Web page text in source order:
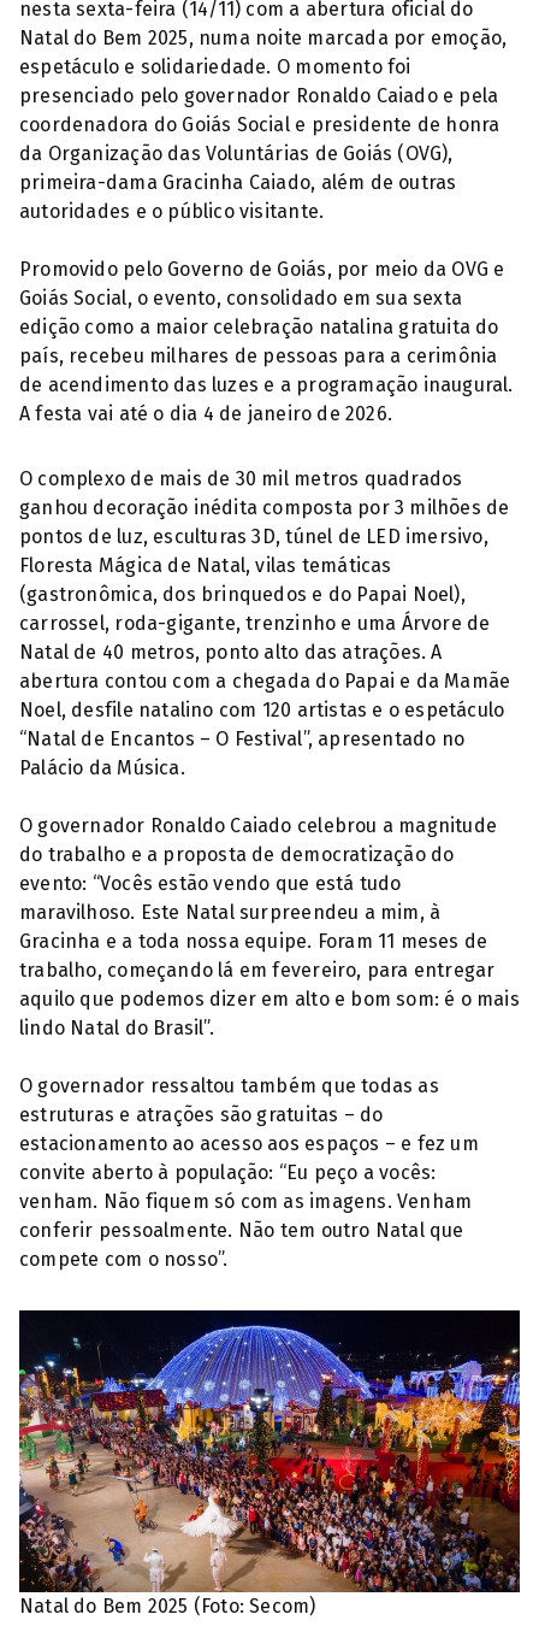
nesta sexta-feira (14/11) com a abertura oficial do
Natal do Bem 2025, numa noite marcada por emoção,
espetáculo e solidariedade. O momento foi
presenciado pelo governador Ronaldo Caiado e pela
coordenadora do Goiás Social e presidente de honra
da Organização das Voluntárias de Goiás (OVG),
primeira-dama Gracinha Caiado, além de outras
autoridades e o público visitante.
Promovido pelo Governo de Goiás, por meio da OVG e
Goiás Social, o evento, consolidado em sua sexta
edição como a maior celebração natalina gratuita do
país, recebeu milhares de pessoas para a cerimônia
de acendimento das luzes e a programação inaugural.
A festa vai até o dia 4 de janeiro de 2026.
O complexo de mais de 30 mil metros quadrados
ganhou decoração inédita composta por 3 milhões de
pontos de luz, esculturas 3D, túnel de LED imersivo,
Floresta Mágica de Natal, vilas temáticas
(gastronômica, dos brinquedos e do Papai Noel),
carrossel, roda-gigante, trenzinho e uma Árvore de
Natal de 40 metros, ponto alto das atrações. A
abertura contou com a chegada do Papai e da Mamãe
Noel, desfile natalino com 120 artistas e o espetáculo
“Natal de Encantos – O Festival”, apresentado no
Palácio da Música.
O governador Ronaldo Caiado celebrou a magnitude
do trabalho e a proposta de democratização do
evento: “Vocês estão vendo que está tudo
maravilhoso. Este Natal surpreendeu a mim, à
Gracinha e a toda nossa equipe. Foram 11 meses de
trabalho, começando lá em fevereiro, para entregar
aquilo que podemos dizer em alto e bom som: é o mais
lindo Natal do Brasil”.
O governador ressaltou também que todas as
estruturas e atrações são gratuitas – do
estacionamento ao acesso aos espaços – e fez um
convite aberto à população: “Eu peço a vocês:
venham. Não fiquem só com as imagens. Venham
conferir pessoalmente. Não tem outro Natal que
compete com o nosso”.
Natal do Bem 2025 (Foto: Secom)